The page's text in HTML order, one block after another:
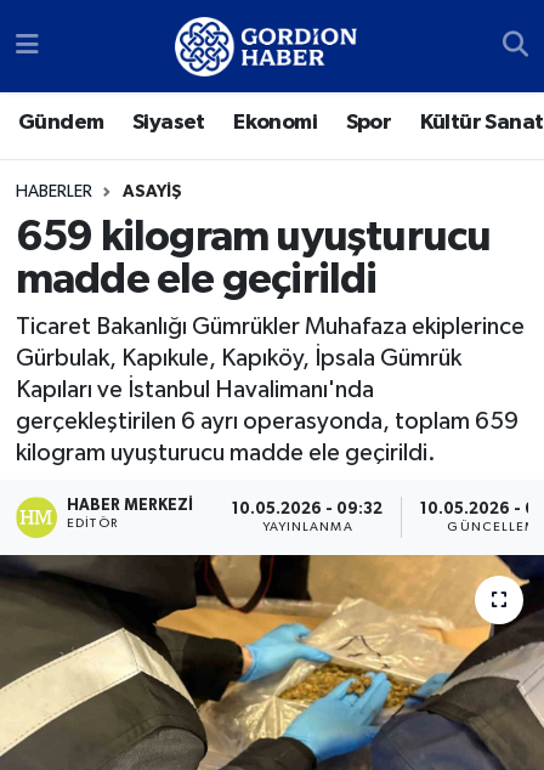
Gündem Siyaset Ekonomi Spor Kültür Sanat
HABERLER ASAYIŞ
659 kilogram uyuşturucu
madde ele geçirildi
Ticaret Bakanlığı Gümrükler Muhafaza ekiplerince
Gürbulak, Kapıkule, Kapıköy, İpsala Gümrük
Kapıları ve İstanbul Havalimanı'nda
gerçekleştirilen 6 ayrı operasyonda, toplam 659
kilogram uyuşturucu madde ele geçirildi.
HABER MERKEZI
EDITÖR
10.05.2026 - 09:32
YAYINLANMA
10.05.2026 -
Sosyal Medya Hesaplarımız
Siyaset
Ekonomi
Spor
Kültür Sanat
Türk Dünyası
Polatlı
Gordion
Ankara Nöbetçi Eczaneler
Ankara Trafik Yoğunluk Haritası
Süper Lig Puan Durumu ve Fikstür
Tüm Manşetler
Son Dakika Haberleri
Haber Arşivi